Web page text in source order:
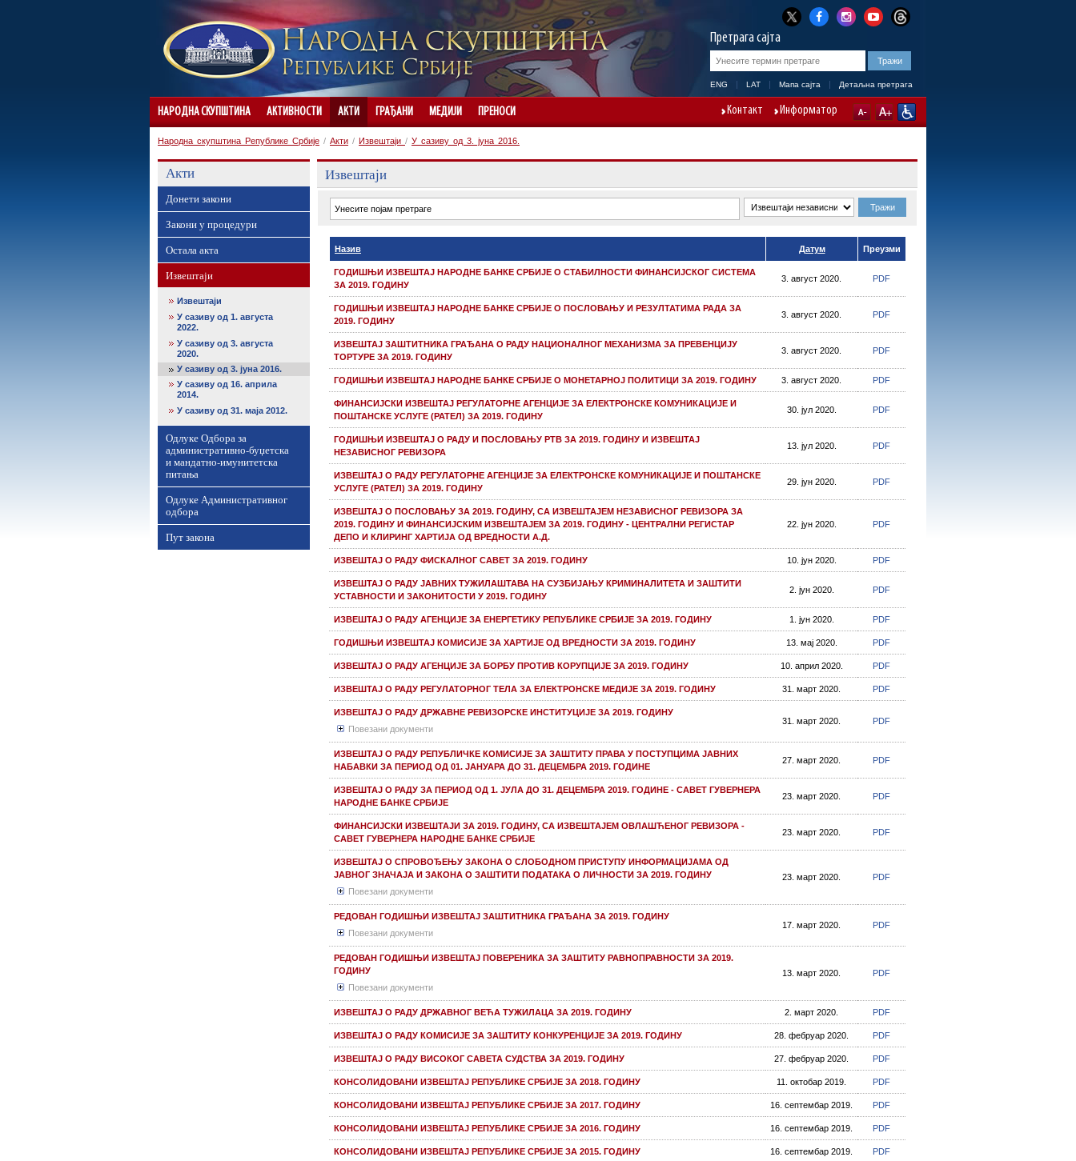
Претрага сајта
ENG LAT Мапа сајта Детаљна претрага
НАРОДНА СКУПШТИНА АКТИВНОСТИ АКТИ ГРАЂАНИ МЕДИЈИ ПРЕНОСИ Контакт Информатор
Народна скупштина Републике Србије / Акти / Извештаји / У сазиву од 3. јуна 2016.
Акти
Донети закони
Закони у процедури
Остала акта
Извештаји
Извештаји
У сазиву од 1. августа
2022.
У сазиву од 3. августа
2020.
У сазиву од 3. јуна 2016.
У сазиву од 16. априла
2014.
У сазиву од 31. маја 2012.
Одлуке Одбора за
административно-буџетска
и мандатно-имунитетска
питања
Одлуке Административног
одбора
Пут закона
Извештаји
Назив Датум Преузми
ГОДИШЊИ ИЗВЕШТАЈ НАРОДНE БАНКE СРБИЈЕ О СТАБИЛНОСТИ ФИНАНСИЈСКОГ СИСТЕМА
ЗА 2019. ГОДИНУ
3. август 2020. PDF
ГОДИШЊИ ИЗВЕШТАЈ НАРОДНE БАНКE СРБИЈЕ О ПОСЛОВАЊУ И РЕЗУЛТАТИМА РАДА ЗА
2019. ГОДИНУ
3. август 2020. PDF
ИЗВЕШТАЈ ЗАШТИТНИКA ГРАЂАНА О РАДУ НАЦИОНАЛНОГ МЕХАНИЗМА ЗА ПРЕВЕНЦИЈУ
ТОРТУРЕ ЗА 2019. ГОДИНУ
3. август 2020. PDF
ГОДИШЊИ ИЗВЕШТАЈ НАРОДНE БАНКE СРБИЈЕ О МОНЕТАРНОЈ ПОЛИТИЦИ ЗА 2019. ГОДИНУ 3. август 2020. PDF
ФИНАНСИЈСКИ ИЗВЕШТАЈ РЕГУЛАТОРНЕ АГЕНЦИЈЕ ЗА ЕЛЕКТРОНСКЕ КОМУНИКАЦИЈЕ И
ПОШТАНСКЕ УСЛУГЕ (РАТЕЛ) ЗА 2019. ГОДИНУ
30. јул 2020. PDF
ГОДИШЊИ ИЗВЕШТАЈ О РАДУ И ПОСЛОВАЊУ РТВ ЗА 2019. ГОДИНУ И ИЗВЕШТАЈ
НЕЗАВИСНОГ РЕВИЗОРА
13. јул 2020. PDF
ИЗВЕШТАЈ О РАДУ РЕГУЛАТОРНЕ АГЕНЦИЈЕ ЗА ЕЛЕКТРОНСКЕ КОМУНИКАЦИЈЕ И ПОШТАНСКЕ
УСЛУГЕ (РАТЕЛ) ЗА 2019. ГОДИНУ
29. јун 2020. PDF
ИЗВЕШТАЈ О ПОСЛОВАЊУ ЗА 2019. ГОДИНУ, СА ИЗВЕШТАЈЕМ НЕЗАВИСНОГ РЕВИЗОРА ЗА
2019. ГОДИНУ И ФИНАНСИЈСКИМ ИЗВЕШТАЈЕМ ЗА 2019. ГОДИНУ - ЦЕНТРАЛНИ РЕГИСТАР
ДЕПО И КЛИРИНГ ХАРТИЈА ОД ВРЕДНОСТИ А.Д.
22. јун 2020. PDF
ИЗВЕШТАЈ О РАДУ ФИСКАЛНОГ САВЕТ ЗА 2019. ГОДИНУ 10. јун 2020. PDF
ИЗВЕШТАЈ О РАДУ ЈАВНИХ ТУЖИЛАШТАВА НА СУЗБИЈАЊУ КРИМИНАЛИТЕТА И ЗАШТИТИ
УСТАВНОСТИ И ЗАКОНИТОСТИ У 2019. ГОДИНУ
2. јун 2020. PDF
ИЗВЕШТАЈ О РАДУ АГЕНЦИЈЕ ЗА ЕНЕРГЕТИКУ РЕПУБЛИКЕ СРБИЈЕ ЗА 2019. ГОДИНУ 1. јун 2020. PDF
ГОДИШЊИ ИЗВЕШТАЈ КОМИСИЈE ЗА ХАРТИЈЕ ОД ВРЕДНОСТИ ЗА 2019. ГОДИНУ 13. мај 2020. PDF
ИЗВЕШТАЈ О РАДУ АГЕНЦИЈЕ ЗА БОРБУ ПРОТИВ КОРУПЦИЈЕ ЗА 2019. ГОДИНУ 10. април 2020. PDF
ИЗВЕШТАЈ О РАДУ РЕГУЛАТОРНОГ ТЕЛА ЗА ЕЛЕКТРОНСКЕ МЕДИЈЕ ЗА 2019. ГОДИНУ 31. март 2020. PDF
ИЗВЕШТАЈ О РАДУ ДРЖАВНE РЕВИЗОРСКE ИНСТИТУЦИЈE ЗА 2019. ГОДИНУ
Повезани документи
31. март 2020. PDF
ИЗВЕШТАЈ О РАДУ РЕПУБЛИЧКE КОМИСИЈE ЗА ЗАШТИТУ ПРАВА У ПОСТУПЦИМА ЈАВНИХ
НАБАВКИ ЗА ПЕРИОД ОД 01. ЈАНУАРА ДО 31. ДЕЦЕМБРА 2019. ГОДИНЕ
27. март 2020. PDF
ИЗВЕШТАЈ О РАДУ ЗА ПЕРИОД ОД 1. ЈУЛА ДО 31. ДЕЦЕМБРА 2019. ГОДИНЕ - САВЕТ ГУВЕРНЕРА
НАРОДНЕ БАНКЕ СРБИЈЕ
23. март 2020. PDF
ФИНАНСИЈСКИ ИЗВЕШТАЈИ ЗА 2019. ГОДИНУ, СА ИЗВЕШТАЈЕМ ОВЛАШЋЕНОГ РЕВИЗОРА -
САВЕТ ГУВЕРНЕРА НАРОДНЕ БАНКЕ СРБИЈЕ
23. март 2020. PDF
ИЗВЕШТАЈ О СПРОВОЂЕЊУ ЗАКОНА О СЛОБОДНОМ ПРИСТУПУ ИНФОРМАЦИЈАМА ОД
ЈАВНОГ ЗНАЧАЈА И ЗАКОНА О ЗАШТИТИ ПОДАТАКА О ЛИЧНОСТИ ЗА 2019. ГОДИНУ
Повезани документи
23. март 2020. PDF
РЕДОВАН ГОДИШЊИ ИЗВЕШТАЈ ЗАШТИТНИКА ГРАЂАНА ЗА 2019. ГОДИНУ
Повезани документи
17. март 2020. PDF
РЕДОВАН ГОДИШЊИ ИЗВЕШТАЈ ПОВЕРЕНИКА ЗА ЗАШТИТУ РАВНОПРАВНОСТИ ЗА 2019.
ГОДИНУ
Повезани документи
13. март 2020. PDF
ИЗВЕШТАЈ О РАДУ ДРЖАВНОГ ВЕЋА ТУЖИЛАЦА ЗА 2019. ГОДИНУ 2. март 2020. PDF
ИЗВЕШТАЈ О РАДУ КОМИСИЈЕ ЗА ЗАШТИТУ КОНКУРЕНЦИЈЕ ЗА 2019. ГОДИНУ 28. фебруар 2020. PDF
ИЗВЕШТАЈ О РАДУ ВИСОКОГ САВЕТА СУДСТВА ЗА 2019. ГОДИНУ 27. фебруар 2020. PDF
КОНСОЛИДОВАНИ ИЗВЕШТАЈ РЕПУБЛИКЕ СРБИЈЕ ЗА 2018. ГОДИНУ 11. октобар 2019. PDF
КОНСОЛИДОВАНИ ИЗВЕШТАЈ РЕПУБЛИКЕ СРБИЈЕ ЗА 2017. ГОДИНУ 16. септембар 2019. PDF
КОНСОЛИДОВАНИ ИЗВЕШТАЈ РЕПУБЛИКЕ СРБИЈЕ ЗА 2016. ГОДИНУ 16. септембар 2019. PDF
КОНСОЛИДОВАНИ ИЗВЕШТАЈ РЕПУБЛИКЕ СРБИЈЕ ЗА 2015. ГОДИНУ 16. септембар 2019. PDF